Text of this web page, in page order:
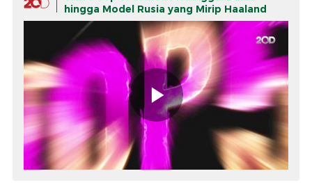
hingga Model Rusia yang Mirip Haaland